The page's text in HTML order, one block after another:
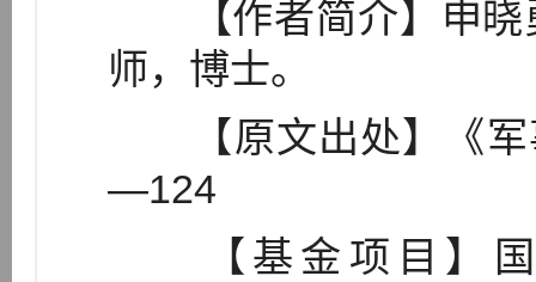
【作者简介】申晓
师，博士。
【原文出处】《军
—124
【基金项目】国